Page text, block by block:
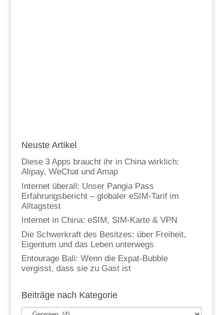
Neuste Artikel
Diese 3 Apps braucht ihr in China wirklich:
Alipay, WeChat und Amap
Internet überall: Unser Pangia Pass
Erfahrungsbericht – globaler eSIM-Tarif im
Alltagstest
Internet in China: eSIM, SIM-Karte & VPN
Die Schwerkraft des Besitzes: über Freiheit,
Eigentum und das Leben unterwegs
Entourage Bali: Wenn die Expat-Bubble
vergisst, dass sie zu Gast ist
Beiträge nach Kategorie
Beiträge